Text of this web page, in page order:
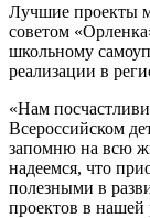
Лучшие проекты
советом
школьному
реализации в
«Нам
Всероссийском
запомню на всю
надеемся, что
полезными в
проектов в